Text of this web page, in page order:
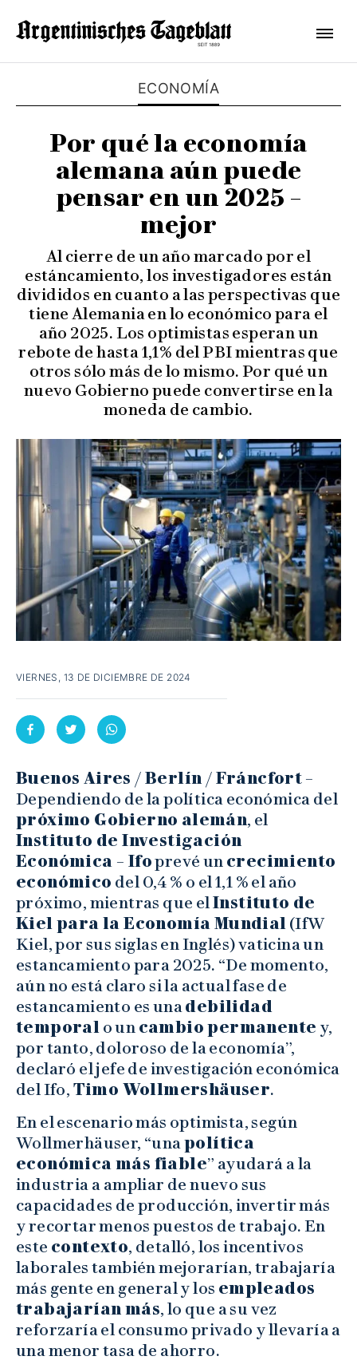
ECONOMÍA
Por qué la economía
alemana aún puede
pensar en un 2025 –
mejor
Al cierre de un año marcado por el
estáncamiento, los investigadores están
divididos en cuanto a las perspectivas que
tiene Alemania en lo económico para el
año 2025. Los optimistas esperan un
rebote de hasta 1,1% del PBI mientras que
otros sólo más de lo mismo. Por qué un
nuevo Gobierno puede convertirse en la
moneda de cambio.
VIERNES, 13 DE DICIEMBRE DE 2024
Buenos Aires / Berlín / Fráncfort –
Dependiendo de la política económica del
próximo Gobierno alemán, el
Instituto de Investigación
Económica – Ifoprevé un crecimiento
económico del 0,4 % o el 1,1 % el año
próximo, mientras que elInstituto de
Kiel para la Economía Mundial (IfW
Kiel, por sus siglas en Inglés) vaticina un
estancamiento para 2025. “De momento,
aún no está claro si la actual fase de
estancamiento es unadebilidad
temporal o un cambio permanente y,
por tanto, doloroso de la economía”,
declaró el jefe de investigación económica
del Ifo, Timo Wollmershäuser.
En el escenario más optimista, según
Wollmerhäuser, “unapolítica
económica más fiable” ayudará a la
industria a ampliar de nuevo sus
capacidades de producción, invertir más
y recortar menos puestos de trabajo. En
este contexto, detalló, los incentivos
laborales también mejorarían, trabajaría
más gente en general y los empleados
trabajarían más, lo que a su vez
reforzaría el consumo privado y llevaría a
una menor tasa de ahorro.